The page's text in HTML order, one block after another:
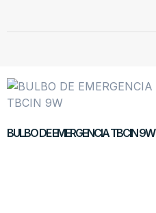
BULBO DE EMERGENCIA TBCIN 9W